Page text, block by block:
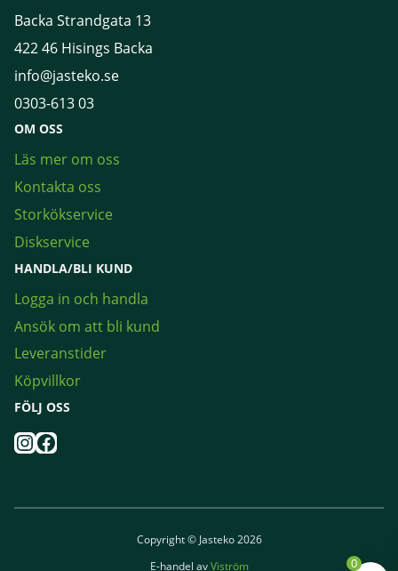
Backa Strandgata 13
422 46 Hisings Backa
info@jasteko.se
0303-613 03
OM OSS
Läs mer om oss
Kontakta oss
Storkökservice
Diskservice
HANDLA/BLI KUND
Logga in och handla
Ansök om att bli kund
Leveranstider
Köpvillkor
FÖLJ OSS
Instagram
Facebook
Copyright © Jasteko 2026
E-handel avViström 0